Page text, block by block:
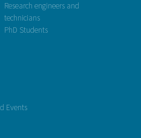
Research engineers and
technicians
PhD Students
Events